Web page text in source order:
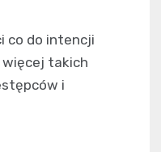
co do intencji
więcej takich
i